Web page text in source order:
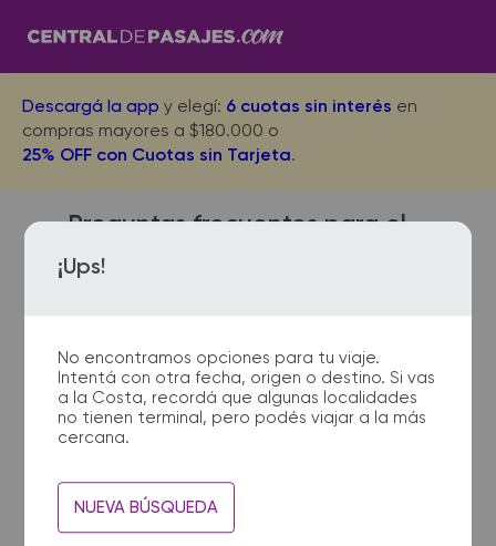
Descargá la app y elegí: 6 cuotas sin interés en
compras mayores a $180.000 o
25% OFF con Cuotas sin Tarjeta.
¡Ups!
No encontramos opciones para tu viaje.
Intentá con otra fecha, origen o destino. Si vas
a la Costa, recordá que algunas localidades
no tienen terminal, pero podés viajar a la más
cercana.
NUEVA BÚSQUEDA
Preguntas frecuentes para el
viaje desde San Martin de los
Andes a Retiro Buenos Aires
¿Dónde quedan las
terminales de micro de San
Martin de los Andes a Retiro
La terminal de ómnibus de San